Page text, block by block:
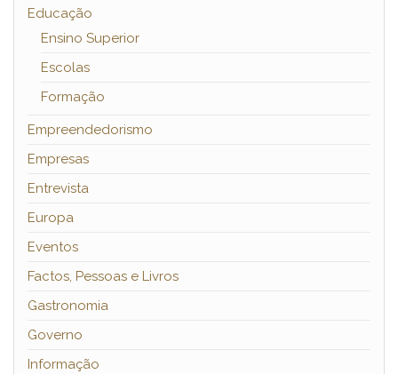
Educação
Ensino Superior
Escolas
Formação
Empreendedorismo
Empresas
Entrevista
Europa
Eventos
Factos, Pessoas e Livros
Gastronomia
Governo
Informação